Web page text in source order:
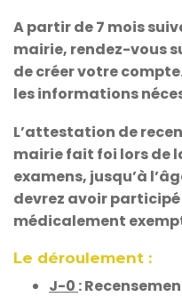
A partir de 7 mois
mairie, rendez-vous
de créer votre
les informations
L’attestation de
mairie fait foi lors de
examens, jusqu’à
devrez avoir participé
médicalement
Le déroulement :
J-0 :